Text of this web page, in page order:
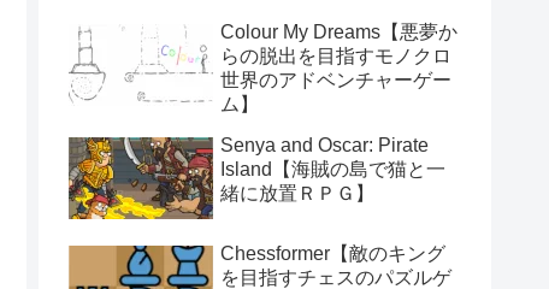
Colour My Dreams【悪夢か
らの脱出を目指すモノクロ
世界のアドベンチャーゲー
ム】
Senya and Oscar: Pirate
Island【海賊の島で猫と一
緒に放置ＲＰＧ】
Chessformer【敵のキング
を目指すチェスのパズルゲ